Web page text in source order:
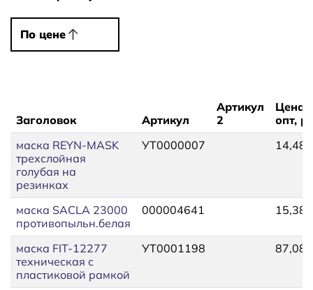
По цене
По цене
Заголовок Артикул
Артикул
2
Цена
опт, р
маска REYN-MASK
трехслойная
голубая на
резинках
УТ0000007 14,48
маска SACLA 23000
противопыльн.белая
000004641 15,38
маска FIT-12277
техническая с
пластиковой рамкой
УТ0001198 87,08